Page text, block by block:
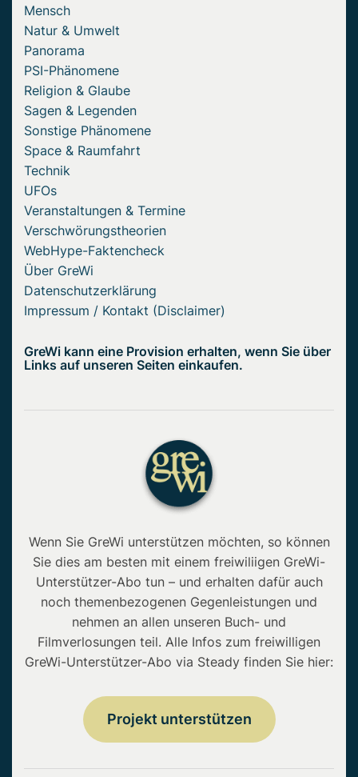
Mensch
Natur & Umwelt
Panorama
PSI-Phänomene
Religion & Glaube
Sagen & Legenden
Sonstige Phänomene
Space & Raumfahrt
Technik
UFOs
Veranstaltungen & Termine
Verschwörungstheorien
WebHype-Faktencheck
Über GreWi
Datenschutzerklärung
Impressum / Kontakt (Disclaimer)
GreWi kann eine Provision erhalten, wenn Sie über
Links auf unseren Seiten einkaufen.
Wenn Sie GreWi unterstützen möchten, so können
Sie dies am besten mit einem freiwiliigen GreWi-
Unterstützer-Abo tun – und erhalten dafür auch
noch themenbezogenen Gegenleistungen und
nehmen an allen unseren Buch- und
Filmverlosungen teil. Alle Infos zum freiwilligen
GreWi-Unterstützer-Abo via Steady finden Sie hier:
Projekt unterstützen